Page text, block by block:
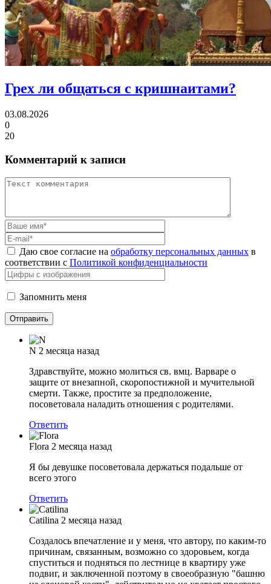
Грех ли общаться с кришнаитами?
03.08.2026
0
20
Комментарий к записи
Даю свое согласие на обработку персональных данных в
соответствии с Политикой конфиденциальности
Запомнить меня
N 2 месяца назад
Здравствуйте, можно молиться св. вмц. Варваре о
защите от внезапной, скоропостижной и мучительной
смерти. Также, простите за предположение,
посоветовала наладить отношения с родителями.
Ответить
Flora 2 месяца назад
Я бы девушке посоветовала держаться подальше от
всего этого
Ответить
Catilina 2 месяца назад
Создалось впечатление и у меня, что автору, по каким-то
причинам, связанным, возможно со здоровьем, когда
спуститься и подняться по лестнице в квартиру уже
подвиг, и заключенной поэтому в своеобразную "башню